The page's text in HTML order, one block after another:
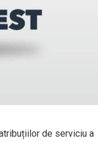
de serviciu a